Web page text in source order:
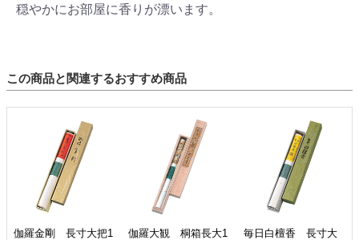
穏やかにお部屋に香りが漂います。
この商品と関連するおすすめ商品
伽羅金剛 長寸大把1
伽羅大観 桐箱長大1
毎日白檀香 長寸大